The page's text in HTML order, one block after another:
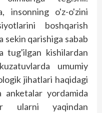
insonning o'z-o'zini
boshqarish
sekin qarishiga sabab
tug'ilgan kishilardan
umumiy
jihatlari haqidagi
yordamida
ularni yaqindan